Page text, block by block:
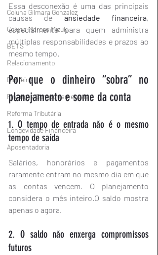
Coluna Gilmara Gonzalez
Coluna Marcos Mizuki
BETS
Relacionamento
Dinheiro
Finanças Comportamentais
Reforma Tributária
Longevidade Financeira
Aposentadoria
Essa desconexão é uma das principais
causas de ansiedade financeira,
especialmente para quem administra
múltiplas responsabilidades e prazos ao
mesmo tempo.
Por que o dinheiro “sobra” no
planejamento e some da conta
1. O tempo de entrada não é o mesmo
tempo de saída
Salários, honorários e pagamentos
raramente entram no mesmo dia em que
as contas vencem. O planejamento
considera o mês inteiro.O saldo mostra
apenas o agora.
2. O saldo não enxerga compromissos
futuros